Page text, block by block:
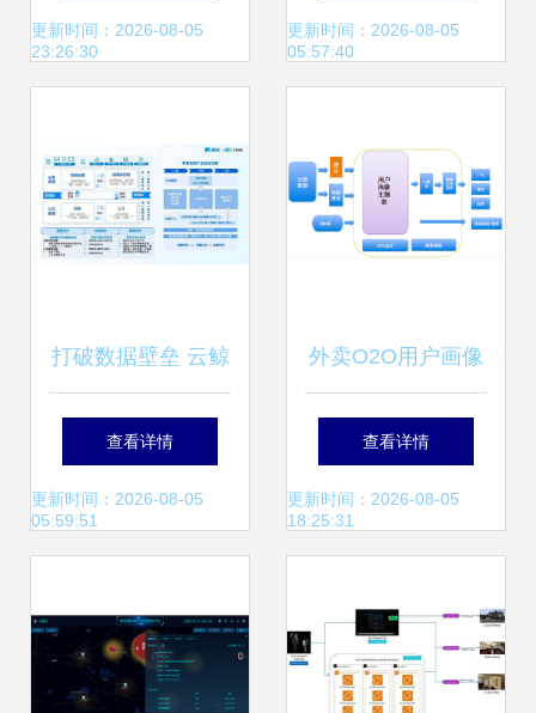
术社区数据处理与
更新时间：2026-08-05
23:26:30
Pulsar重构日志服
更新时间：2026-08-05
05:57:40
打破数据壁垒 云鲸
携手帆软BI系统优
化用户体验与营销
查看详情
更新时间：2026-08-05
05:59:51
外卖O2O用户画像
实践 界面设计与数
据处理的协同优化
查看详情
更新时间：2026-08-05
18:25:31